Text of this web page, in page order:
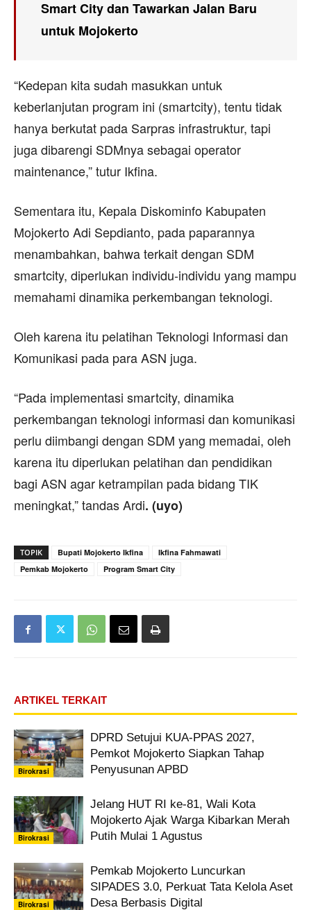
Smart City dan Tawarkan Jalan Baru
untuk Mojokerto
“Kedepan kita sudah masukkan untuk
keberlanjutan program ini (smartcity), tentu tidak
hanya berkutat pada Sarpras infrastruktur, tapi
juga dibarengi SDMnya sebagai operator
maintenance,” tutur Ikfina.
Sementara itu, Kepala Diskominfo Kabupaten
Mojokerto Adi Sepdianto, pada paparannya
menambahkan, bahwa terkait dengan SDM
smartcity, diperlukan individu-individu yang mampu
memahami dinamika perkembangan teknologi.
Oleh karena itu pelatihan Teknologi Informasi dan
Komunikasi pada para ASN juga.
“Pada implementasi smartcity, dinamika
perkembangan teknologi informasi dan komunikasi
perlu diimbangi dengan SDM yang memadai, oleh
karena itu diperlukan pelatihan dan pendidikan
bagi ASN agar ketrampilan pada bidang TIK
meningkat,” tandas Ardi. (uyo)
TOPIK Bupati Mojokerto Ikfina
Ikfina Fahmawati
Pemkab Mojokerto
Program Smart City
ARTIKEL TERKAIT
Birokrasi
DPRD Setujui KUA-PPAS 2027,
Pemkot Mojokerto Siapkan Tahap
Penyusunan APBD
Birokrasi
Jelang HUT RI ke-81, Wali Kota
Mojokerto Ajak Warga Kibarkan Merah
Putih Mulai 1 Agustus
Birokrasi
Pemkab Mojokerto Luncurkan
SIPADES 3.0, Perkuat Tata Kelola Aset
Desa Berbasis Digital